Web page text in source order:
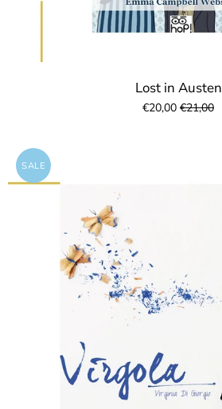
Lost in Austen
€20,00 €21,00
SALE